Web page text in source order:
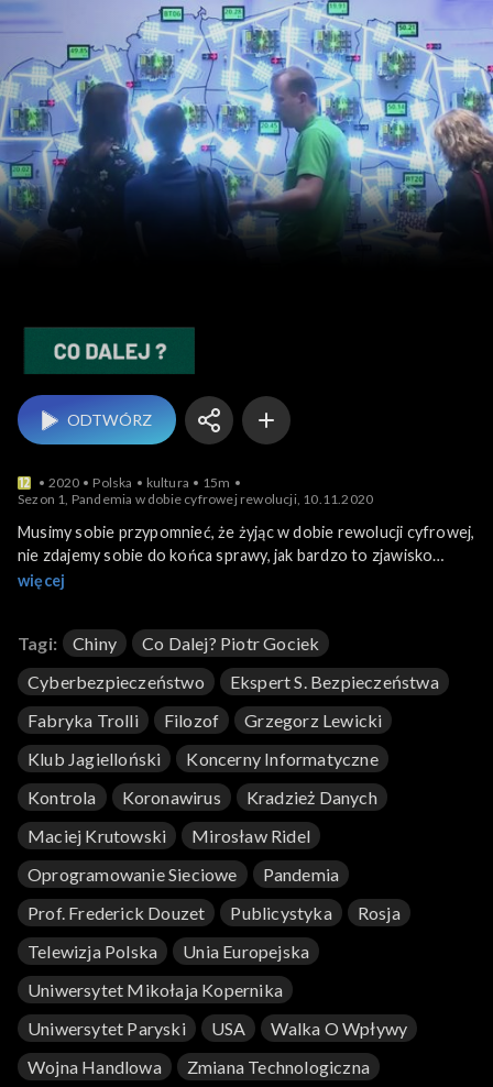
Co dalej?
ODTWÓRZ
2020 Polska kultura
15m
Sezon 1, Pandemia w dobie cyfrowej rewolucji, 10.11.2020
Musimy sobie przypomnieć, że żyjąc w dobie rewolucji cyfrowej,
nie zdajemy sobie do końca sprawy, jak bardzo to zjawisko
wpływa na geopolitykę, rywalizację mocarstw,
uważają, że informacje o nas to nowoczesna amunicja do cichej
walki o wpływy prowadzonej w cyberprzestrzeni. Gośćmi
programu są Grzegorz Lewicki (Klub Jagielloński) i Maciej
Kurtowski (ekspert ds. bezpieczeństwa).
więcej
Tagi: Chiny
Co Dalej? Piotr Gociek
Cyberbezpieczeństwo
Ekspert S. Bezpieczeństwa
Fabryka Trolli
Filozof
Grzegorz Lewicki
Klub Jagielloński
Koncerny Informatyczne
Kontrola
Koronawirus
Kradzież Danych
Maciej Krutowski
Mirosław Ridel
Oprogramowanie Sieciowe
Pandemia
Prof. Frederick Douzet
Publicystyka
Rosja
Telewizja Polska
Unia Europejska
Uniwersytet Mikołaja Kopernika
Uniwersytet Paryski
USA
Walka O Wpływy
Wojna Handlowa
Zmiana Technologiczna